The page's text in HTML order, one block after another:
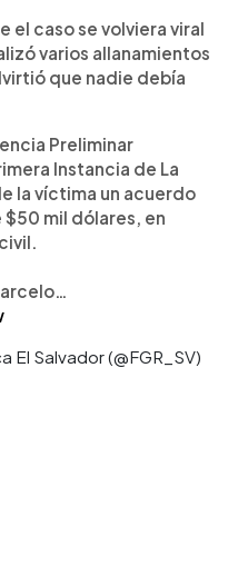
el caso se volviera viral
varios allanamientos
que nadie debía
Preliminar
Instancia de La
la víctima un acuerdo
mil dólares, en
El Salvador (@FGR_SV)